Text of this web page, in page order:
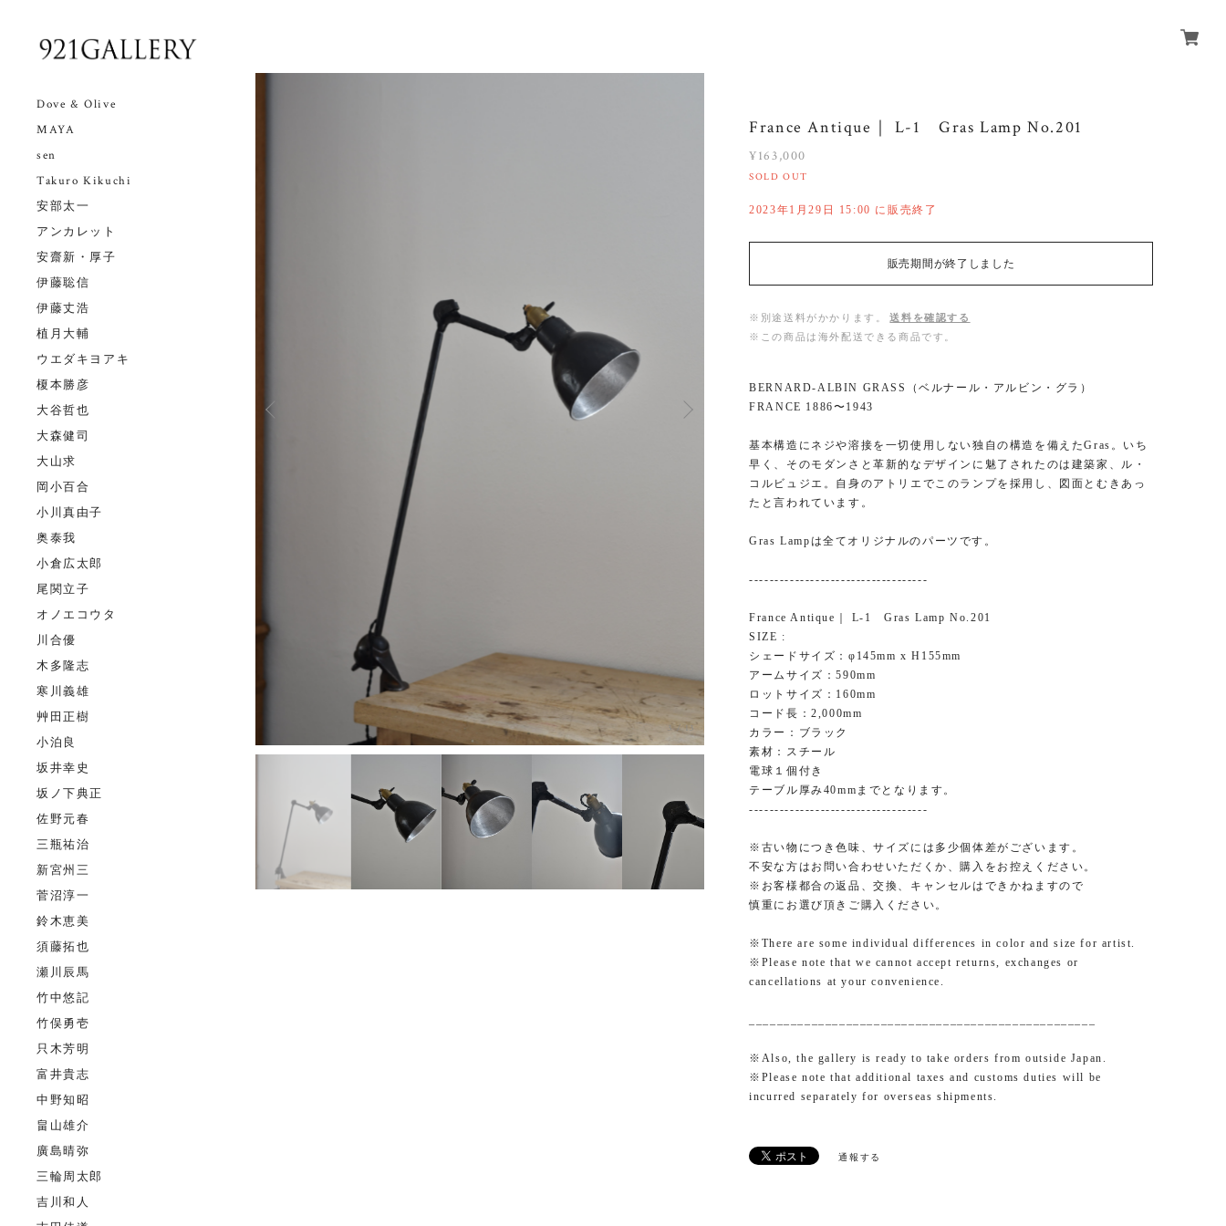
Dove & Olive
MAYA
sen
Takuro Kikuchi
安部太一
アンカレット
安齋新・厚子
伊藤聡信
伊藤丈浩
植月大輔
ウエダキヨアキ
榎本勝彦
大谷哲也
大森健司
大山求
岡小百合
小川真由子
奥泰我
小倉広太郎
尾関立子
オノエコウタ
川合優
木多隆志
寒川義雄
艸田正樹
小泊良
坂井幸史
坂ノ下典正
佐野元春
三瓶祐治
新宮州三
菅沼淳一
鈴木恵美
須藤拓也
瀬川辰馬
竹中悠記
竹俣勇壱
只木芳明
富井貴志
中野知昭
畠山雄介
廣島晴弥
三輪周太郎
吉川和人
3/13
France Antique｜ L-1 Gras Lamp No.201
¥163,000
SOLD OUT
2023年1月29日 15:00 に販売終了
販売期間が終了しました
※別途送料がかかります。
送料を確認する
※この商品は海外配送できる商品です。
BERNARD-ALBIN GRASS（ベルナール・アルビン・グラ）
FRANCE 1886〜1943
基本構造にネジや溶接を一切使用しない独自の構造を備えたGras。いち
早く、そのモダンさと革新的なデザインに魅了されたのは建築家、ル・
コルビュジエ。自身のアトリエでこのランプを採用し、図面とむきあっ
たと言われています。
Gras Lampは全てオリジナルのパーツです。
-----------------------------------
France Antique｜ L-1 Gras Lamp No.201
SIZE :
シェードサイズ：φ145mm x H155mm
アームサイズ：590mm
ロットサイズ：160mm
コード長：2,000mm
カラー：ブラック
素材：スチール
電球１個付き
テーブル厚み40mmまでとなります。
-----------------------------------
※古い物につき色味、サイズには多少個体差がございます。
不安な方はお問い合わせいただくか、購入をお控えください。
※お客様都合の返品、交換、キャンセルはできかねますので
慎重にお選び頂きご購入ください。
※There are some individual differences in color and size for artist.
※Please note that we cannot accept returns, exchanges or
cancellations at your convenience.
※Also, the gallery is ready to take orders from outside Japan.
※Please note that additional taxes and customs duties will be
incurred separately for overseas shipments.
通報する